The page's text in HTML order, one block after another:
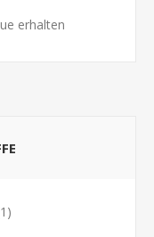
erhalten